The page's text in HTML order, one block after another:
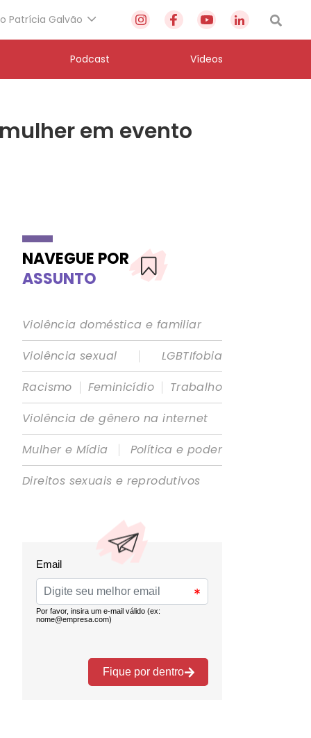
Patrícia Galvão
Podcast Vídeos
em evento
NAVEGUE POR
ASSUNTO
Violência doméstica e familiar
Violência sexual
|
LGBTIfobia
Racismo | Feminicídio | Trabalho
Violência de gênero na internet
Mulher e Mídia
|
Política e poder
Direitos sexuais e reprodutivos